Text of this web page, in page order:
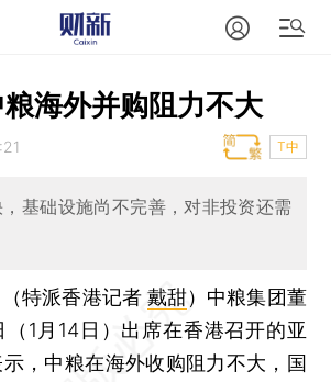
海外并购阻力不大
T中
基础设施尚不完善，对非投资还需
（特派香港记者 戴甜） 中粮集团董
1月14日）出席在香港召开的亚
，中粮在海外收购阻力不大，国